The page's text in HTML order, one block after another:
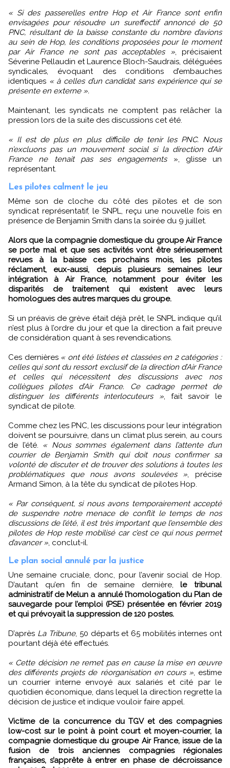
« Si des passerelles entre Hop et Air France sont enfin
envisagées pour résoudre un sureffectif annoncé de 50
PNC, résultant de la baisse constante du nombre d’avions
au sein de Hop, les conditions proposées pour le moment
par Air France ne sont pas acceptables », précisaient
Séverine Pellaudin et Laurence Bloch-Saudrais, déléguées
syndicales, évoquant des conditions d’embauches
identiques « à celles d’un candidat sans expérience qui se
présente en externe ».
Maintenant, les syndicats ne comptent pas relâcher la
pression lors de la suite des discussions cet été.
« Il est de plus en plus difficile de tenir les PNC. Nous
n’excluons pas un mouvement social si la direction d’Air
France ne tenait pas ses engagements », glisse un
représentant.
Les pilotes calment le jeu
Même son de cloche du côté des pilotes et de son
syndicat représentatif, le SNPL, reçu une nouvelle fois en
présence de Benjamin Smith dans la soirée du 9 juillet.
Alors que la compagnie domestique du groupe Air France
se porte mal et que ses activités vont être sérieusement
revues à la baisse ces prochains mois, les pilotes
réclament, eux-aussi, depuis plusieurs semaines leur
intégration à Air France, notamment pour éviter les
disparités de traitement qui existent avec leurs
homologues des autres marques du groupe.
Si un préavis de grève était déjà prêt, le SNPL indique qu’il
n’est plus à l’ordre du jour et que la direction a fait preuve
de considération quant à ses revendications.
Ces dernières « ont été listées et classées en 2 catégories :
celles qui sont du ressort exclusif de la direction d’Air France
et celles qui nécessitent des discussions avec nos
collègues pilotes d’Air France. Ce cadrage permet de
distinguer les différents interlocuteurs », fait savoir le
syndicat de pilote.
Comme chez les PNC, les discussions pour leur intégration
doivent se poursuivre, dans un climat plus serein, au cours
de l’été. « Nous sommes également dans l’attente d’un
courrier de Benjamin Smith qui doit nous confirmer sa
volonté de discuter et de trouver des solutions à toutes les
problématiques que nous avons soulevées » , précise
Armand Simon, à la tête du syndicat de pilotes Hop.
« Par conséquent, si nous avons temporairement accepté
de suspendre notre menace de conflit le temps de nos
discussions de l’été, il est très important que l’ensemble des
pilotes de Hop reste mobilisé car c’est ce qui nous permet
d’avancer » , conclut-il.
Le plan social annulé par la justice
Une semaine cruciale, donc, pour l’avenir social de Hop.
D’autant qu’en fin de semaine dernière, le tribunal
administratif de Melun a annulé l’homologation du Plan de
sauvegarde pour l’emploi (PSE) présentée en février 2019
et qui prévoyait la suppression de 120 postes.
D’après La Tribune, 50 départs et 65 mobilités internes ont
pourtant déjà été effectués.
« Cette décision ne remet pas en cause la mise en œuvre
des différents projets de réorganisation en cours », estime
un courrier interne envoyé aux salariés et cité par le
quotidien économique, dans lequel la direction regrette la
décision de justice et indique vouloir faire appel.
Victime de la concurrence du TGV et des compagnies
low-cost sur le point à point court et moyen-courrier, la
compagnie domestique du groupe Air France, issue de la
fusion de trois anciennes compagnies régionales
françaises, s’apprête à entrer en phase de décroissance